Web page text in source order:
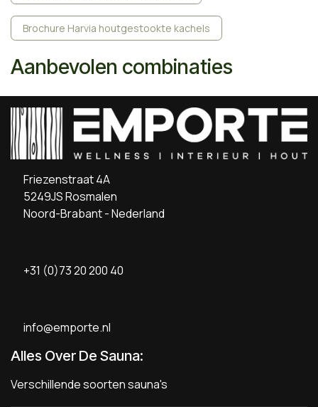
Brochure Harvia houtgestookte kachels
Aanbevolen combinaties
Friezenstraat 4A
5249JS Rosmalen
Noord-Brabant - Nederland
+31 (0)73 20 200 40
info@emporte.nl
Alles Over De Sauna:
Verschillende soorten sauna's